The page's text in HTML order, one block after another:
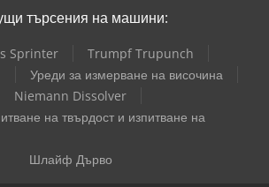
търсения на машини:
Sprinter
Trumpf Trupunch
Уреди за измерване на височина
Niemann Dissolver
на твърдост и изпитване на
Шлайф Дърво